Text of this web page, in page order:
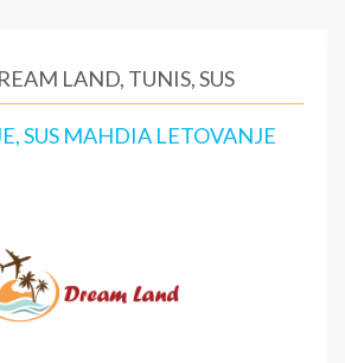
LAND, TUNIS, SUS
SUS MAHDIA LETOVANJE